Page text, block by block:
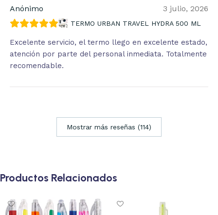
Anónimo 3 julio, 2026
TERMO URBAN TRAVEL HYDRA 500 ML
Excelente servicio, el termo llego en excelente estado,
atención por parte del personal inmediata. Totalmente
recomendable.
Mostrar más reseñas (114)
Productos Relacionados